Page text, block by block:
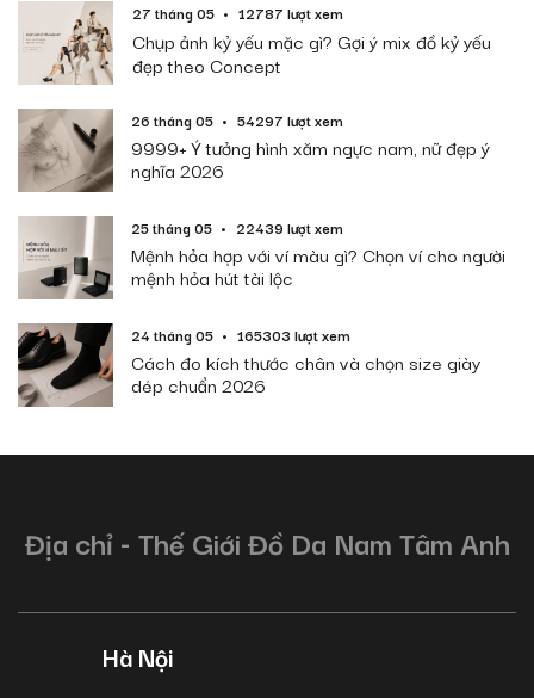
27 tháng 05 12787 lượt xem
Chụp ảnh kỷ yếu mặc gì? Gợi ý mix đồ kỷ yếu
đẹp theo Concept
26 tháng 05 54297 lượt xem
9999+ Ý tưởng hình xăm ngực nam, nữ đẹp ý
nghĩa 2026
25 tháng 05 22439 lượt xem
Mệnh hỏa hợp với ví màu gì? Chọn ví cho người
mệnh hỏa hút tài lộc
24 tháng 05 165303 lượt xem
Cách đo kích thước chân và chọn size giày
dép chuẩn 2026
Địa chỉ - Thế Giới Đồ Da Nam Tâm Anh
Hà Nội